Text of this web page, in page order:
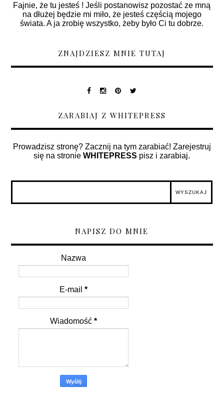
Fajnie, że tu jesteś ! Jeśli postanowisz pozostać ze mną
na dłużej będzie mi miło, że jesteś częścią mojego
świata. A ja zrobię wszystko, żeby było Ci tu dobrze.
ZNAJDZIESZ MNIE TUTAJ
ZARABIAJ Z WHITEPRESS
Prowadzisz stronę? Zacznij na tym zarabiać! Zarejestruj
się na stronieWHITEPRESS pisz i zarabiaj.
NAPISZ DO MNIE
Nazwa
E-mail*
Wiadomość*